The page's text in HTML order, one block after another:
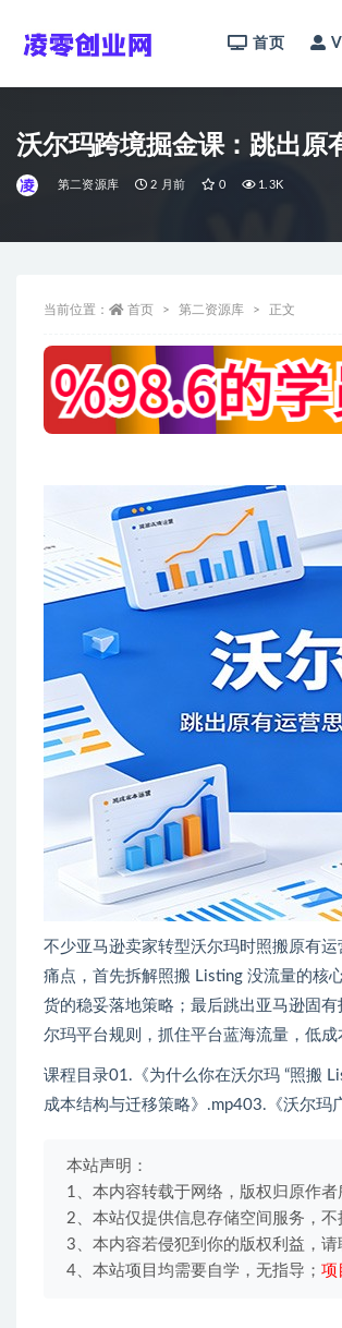
首页
沃尔玛跨境掘金课：跳出原
第二资源库 2 月前 0 1.3K
当前位置： 首页 第二资源库 正文
不少亚马逊卖家转型沃尔玛时照搬原有
痛点，首先拆解照搬 Listing 没流量的核
货的稳妥落地策略；最后跳出亚马逊固
尔玛平台规则，抓住平台蓝海流量，低成
课程目录01.《为什么你在沃尔玛 “照搬
成本结构与迁移策略》.mp403.《沃尔玛
本站声明：
1、本内容转载于网络，版权归原作者
2、本站仅提供信息存储空间服务，
3、本内容若侵犯到你的版权利益，
4、本站项目均需要自学，无指导； 项